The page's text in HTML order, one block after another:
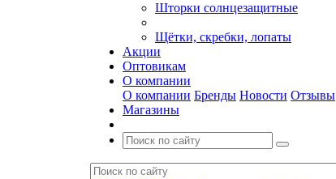
Шторки солнцезащитные
Щётки, скребки, лопаты
Акции
Оптовикам
О компании
О компании Бренды Новости Отзывы
Магазины